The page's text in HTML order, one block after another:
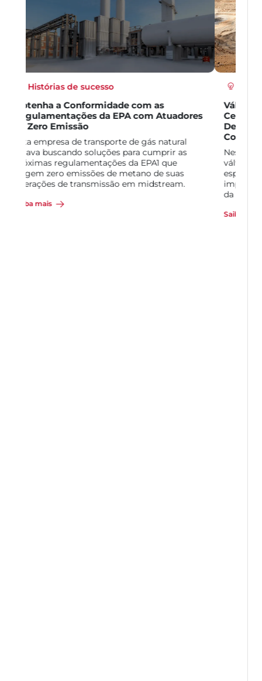
Histórias de sucesso
Válvula de Controle Revestida de
Cerâmica Melhora Consideravelmente o
Desempenho no Processo de
Concentrador de Cobre
Nesta aplicação, o cliente estava usando
válvula manual para controlar a fluxo do polpa
espessado. Esse tipo de válvula não era apenas
impreciso, mas também exigia a substituição